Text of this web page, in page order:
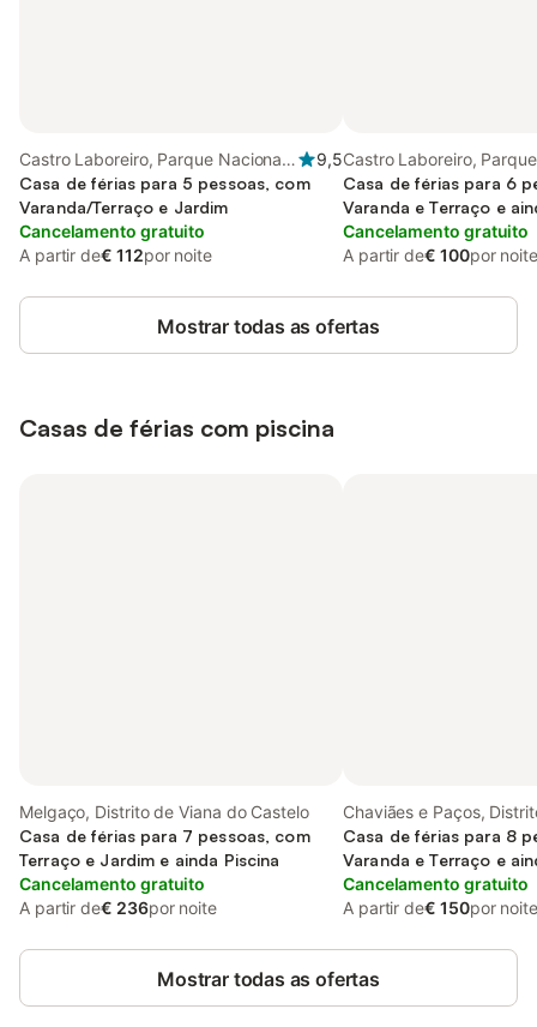
Castro Laboreiro, Parque Nacional
da Peneda-Gerês
9,5
Casa de férias para 5 pessoas, com
Varanda/Terraço e Jardim
Cancelamento gratuito
A partir de€ 112por noite
Castro Laboreiro,
da Peneda-Gerês
Casa de férias para 6
Varanda e Terraço e
Cancelamento gratuito
A partir de€ 100por noite
Mostrar todas as ofertas
Casas de férias com piscina
Melgaço, Distrito de Viana do Castelo
Casa de férias para 7 pessoas, com
Terraço e Jardim e ainda Piscina
Cancelamento gratuito
A partir de€ 236por noite
Chaviães e Paços,
do Castelo
Casa de férias para 8
Varanda e Terraço e
Piscina
Cancelamento gratuito
A partir de€ 150por noite
Mostrar todas as ofertas